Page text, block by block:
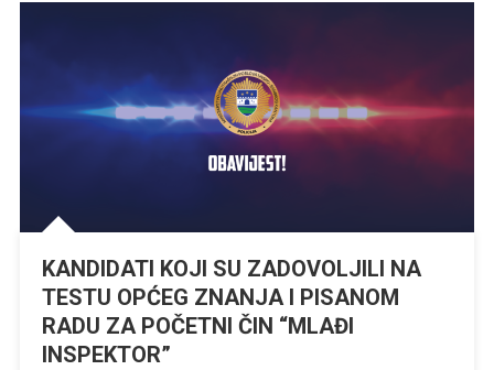
KANDIDATI KOJI SU ZADOVOLJILI NA
TESTU OPĆEG ZNANJA I PISANOM
RADU ZA POČETNI ČIN “MLAĐI
INSPEKTOR”